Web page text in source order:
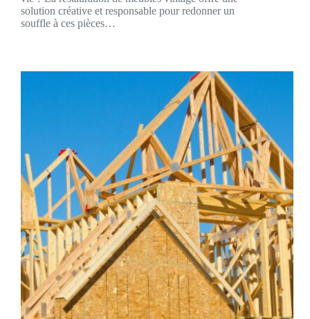
solution créative et responsable pour redonner un
souffle à ces pièces…